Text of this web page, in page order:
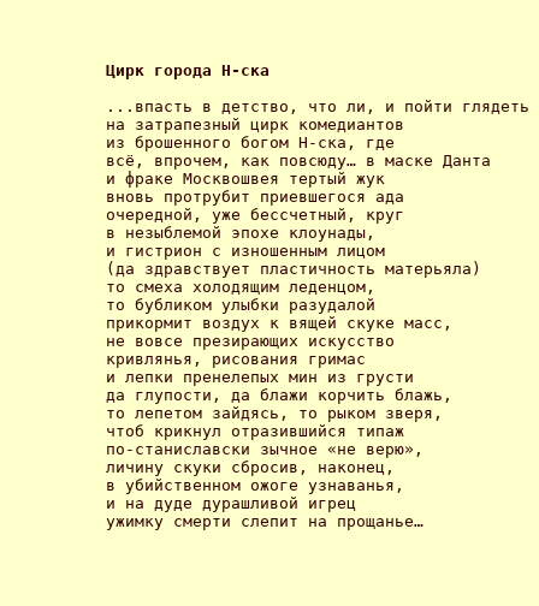
Цирк города Н-ска
...впасть в детство, что ли, и пойти глядеть
на затрапезный цирк комедиантов
из брошенного богом Н-ска, где
всё, впрочем, как повсюду… в маске Данта
и фраке Москвошвея тертый жук
вновь протрубит приевшегося ада
очередной, уже бессчетный, круг
в незыблемой эпохе клоунады,
и гистрион с изношенным лицом
(да здравствует пластичность матерьяла)
то смеха холодящим леденцом,
то бубликом улыбки разудалой
прикормит воздух к вящей скуке масс,
не вовсе презирающих искусство
кривлянья, рисования гримас
и лепки пренелепых мин из грусти
да глупости, да блажи корчить блажь,
то лепетом зайдясь, то рыком зверя,
чтоб крикнул отразившийся типаж
по-станиславски зычное «не верю»,
личину скуки сбросив, наконец,
в убийственном ожоге узнаванья,
и на дуде дурашливой игрец
ужимку смерти слепит на прощанье…